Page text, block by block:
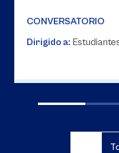
CONVERSATORIO
Dirigido a: